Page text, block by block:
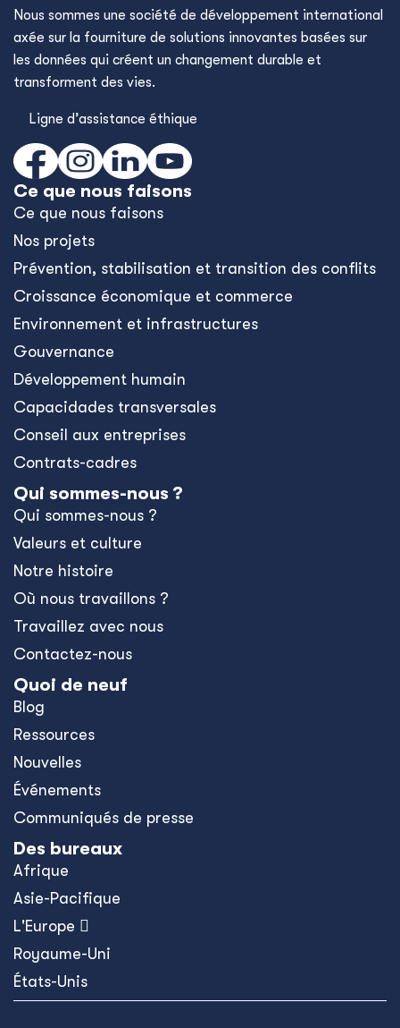
Nous sommes une société de développement international
axée sur la fourniture de solutions innovantes basées sur
les données qui créent un changement durable et
transforment des vies.
Ligne d’assistance éthique
Ce que nous faisons
Ce que nous faisons
Nos projets
Prévention, stabilisation et transition des conflits
Croissance économique et commerce
Environnement et infrastructures
Gouvernance
Développement humain
Capacidades transversales
Conseil aux entreprises
Contrats-cadres
Qui sommes-nous ?
Qui sommes-nous ?
Valeurs et culture
Notre histoire
Où nous travaillons ?
Travaillez avec nous
Contactez-nous
Quoi de neuf
Blog
Ressources
Nouvelles
Événements
Communiqués de presse
Des bureaux
Afrique
Asie-Pacifique
L'Europe 
Royaume-Uni
États-Unis